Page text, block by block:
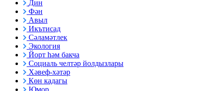
Дин
Фән
Авыл
Икътисад
Сәламәтлек
Экология
Йорт һәм бакча
Социаль челтәр йолдызлары
Хәвеф-хәтәр
Көн кадагы
Юмор